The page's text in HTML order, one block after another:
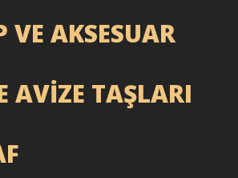
AKSESUAR
AVİZE TAŞLARI